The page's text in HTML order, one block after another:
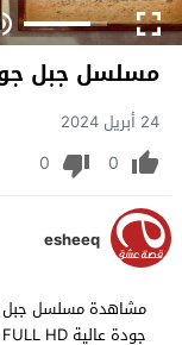
مسلسل جبل جونول
24 أبريل 2024
0
0
esheeq